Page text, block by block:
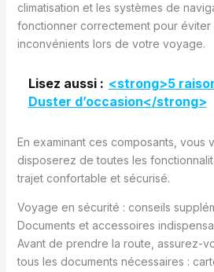
climatisation et les systèmes de
fonctionner correctement pour éviter
inconvénients lors de votre voyage.
Lisez aussi : <strong>5
Duster d’occasion</strong>
En examinant ces composants, vous
disposerez de toutes les
trajet confortable et sécurisé.
Voyage en sécurité : conseils
Documents et accessoires
Avant de prendre la route, assurez-
tous les documents nécessaires :